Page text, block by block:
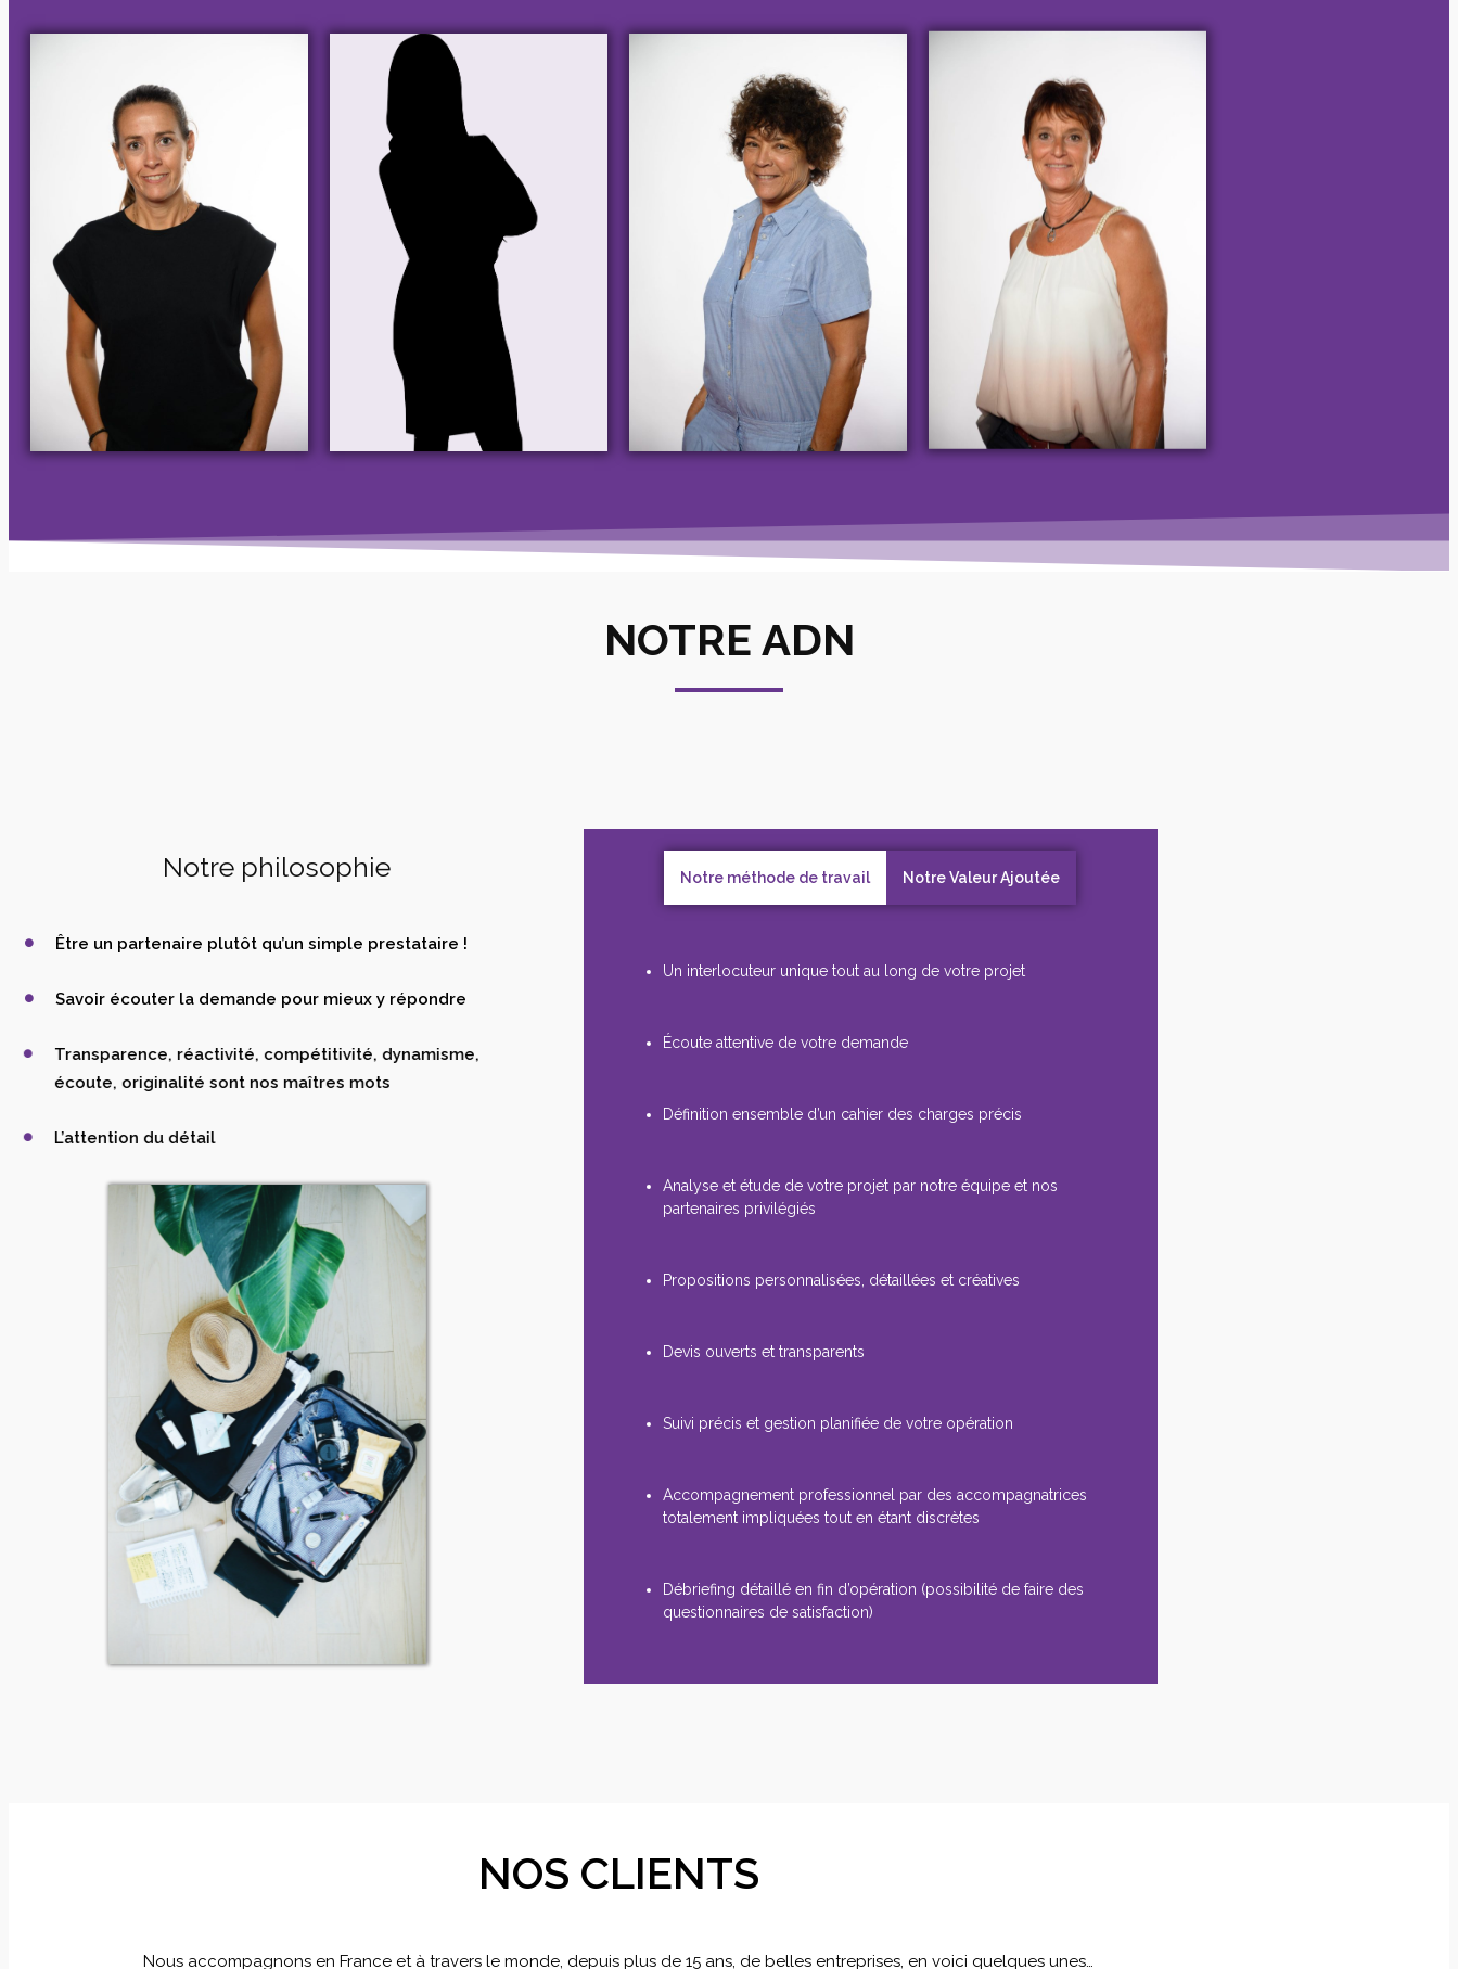
NOTRE ADN
Notre philosophie
Être un partenaire plutôt qu’un simple prestataire !
Savoir écouter la demande pour mieux y répondre
Transparence, réactivité, compétitivité, dynamisme,
écoute, originalité sont nos maîtres mots
L’attention du détail
Notre méthode de travail Notre Valeur Ajoutée
Un interlocuteur unique tout au long de votre projet
Écoute attentive de votre demande
Définition ensemble d’un cahier des charges précis
Analyse et étude de votre projet par notre équipe et nos
partenaires privilégiés
Propositions personnalisées, détaillées et créatives
Devis ouverts et transparents
Suivi précis et gestion planifiée de votre opération
Accompagnement professionnel par des accompagnatrices
totalement impliquées tout en étant discrètes
Débriefing détaillé en fin d’opération (possibilité de faire des
questionnaires de satisfaction)
NOS CLIENTS
Nous accompagnons en France et à travers le monde, depuis plus de 15 ans, de belles entreprises, en voici quelques unes…